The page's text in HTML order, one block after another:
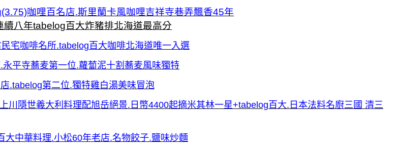
咖哩百名店.斯里蘭卡風咖哩吉祥寺巷弄飄香45年
續八年tabelog百大炸豬排北海道最高分
宅咖啡名所.tabelog百大咖啡北海道唯一入選
平寺蕎麦第一位.蘿蔔泥十割蕎麦風味獨特
.tabelog第二位.獨特雞白湯美味冒泡
川隱世義大利料理配旭岳絕景.日幣4400起摘米其林一星+tabelog百大.日本法料名廚三國 清三
大中華料理.小松60年老店.名物餃子.鹽味炒麵